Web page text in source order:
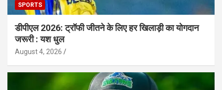
SPORTS
डीपीएल 2026: ट्रॉफी जीतने के लिए हर खिलाड़ी का योगदान
जरूरी : यश धुल
August 4, 2026